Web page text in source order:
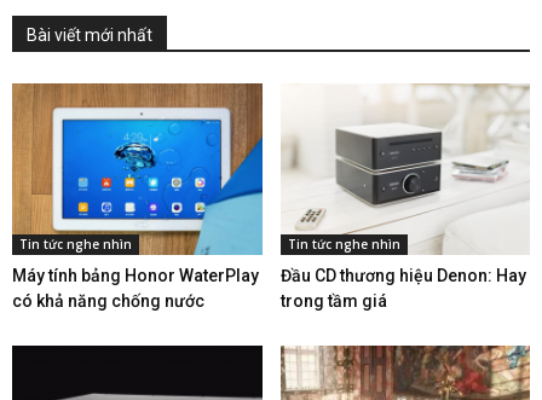
Bài viết mới nhất
Tin tức nghe nhìn
Máy tính bảng Honor WaterPlay
có khả năng chống nước
Tin tức nghe nhìn
Đầu CD thương hiệu Denon: Hay
trong tầm giá